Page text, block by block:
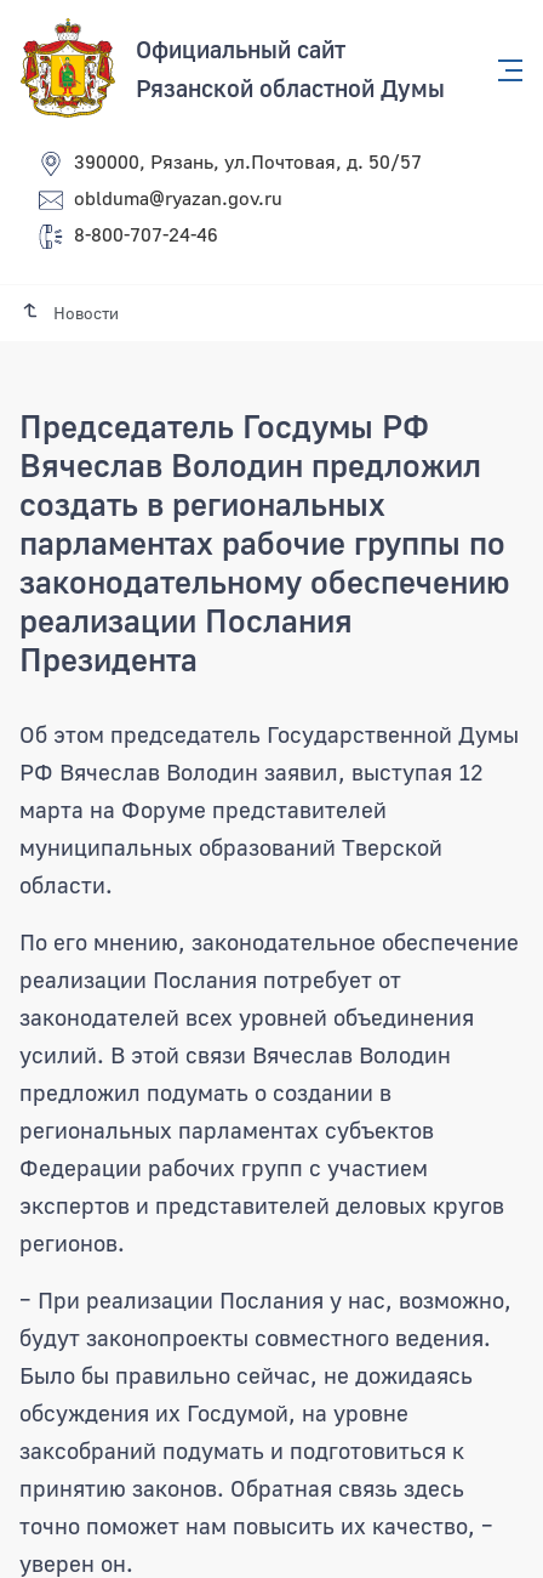
Официальный сайт
Рязанской областной Думы
390000, Рязань, ул.Почтовая, д. 50/57
oblduma@ryazan.gov.ru
8-800-707-24-46
Новости
Председатель Госдумы РФ
Вячеслав Володин предложил
создать в региональных
парламентах рабочие группы по
законодательному обеспечению
реализации Послания
Президента
Председатель Госдумы РФ Вячеслав
Об этом председатель Государственной Думы
РФ Вячеслав Володин заявил, выступая 12
марта на Форуме представителей
муниципальных образований Тверской
области.
По его мнению, законодательное обеспечение
реализации Послания потребует от
законодателей всех уровней объединения
усилий. В этой связи Вячеслав Володин
предложил подумать о создании в
региональных парламентах субъектов
Федерации рабочих групп с участием
экспертов и представителей деловых кругов
регионов.
– При реализации Послания у нас, возможно,
будут законопроекты совместного ведения.
Было бы правильно сейчас, не дожидаясь
обсуждения их Госдумой, на уровне
заксобраний подумать и подготовиться к
принятию законов. Обратная связь здесь
точно поможет нам повысить их качество, –
уверен он.